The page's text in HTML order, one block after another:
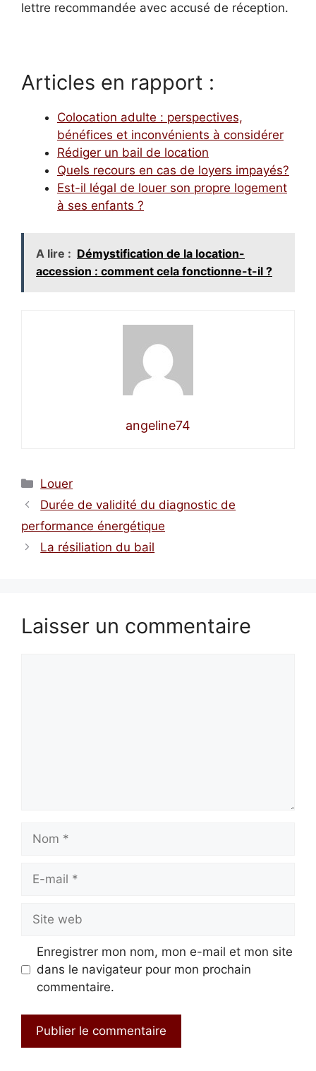
lettre recommandée avec accusé de réception.
Articles en rapport :
Colocation adulte : perspectives,
bénéfices et inconvénients à considérer
Rédiger un bail de location
Quels recours en cas de loyers impayés?
Est-il légal de louer son propre logement
à ses enfants ?
A lire : Démystification de la location-
accession : comment cela fonctionne-t-il ?
angeline74
Catégories
Louer
Durée de validité du diagnostic de
performance énergétique
La résiliation du bail
Laisser un commentaire
Nom
Site
web
Enregistrer mon nom, mon e-mail et mon site
dans le navigateur pour mon prochain
commentaire.